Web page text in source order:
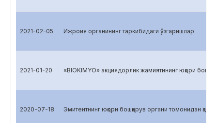
2021-02-05 Ижроия органининг таркибидаги ўзгаришлар
2021-01-20 «BIOKIMYO» акциядорлик жамиятининг юқори
2020-07-18 Эмитентнинг юқори бошқарув органи томонидан қабул